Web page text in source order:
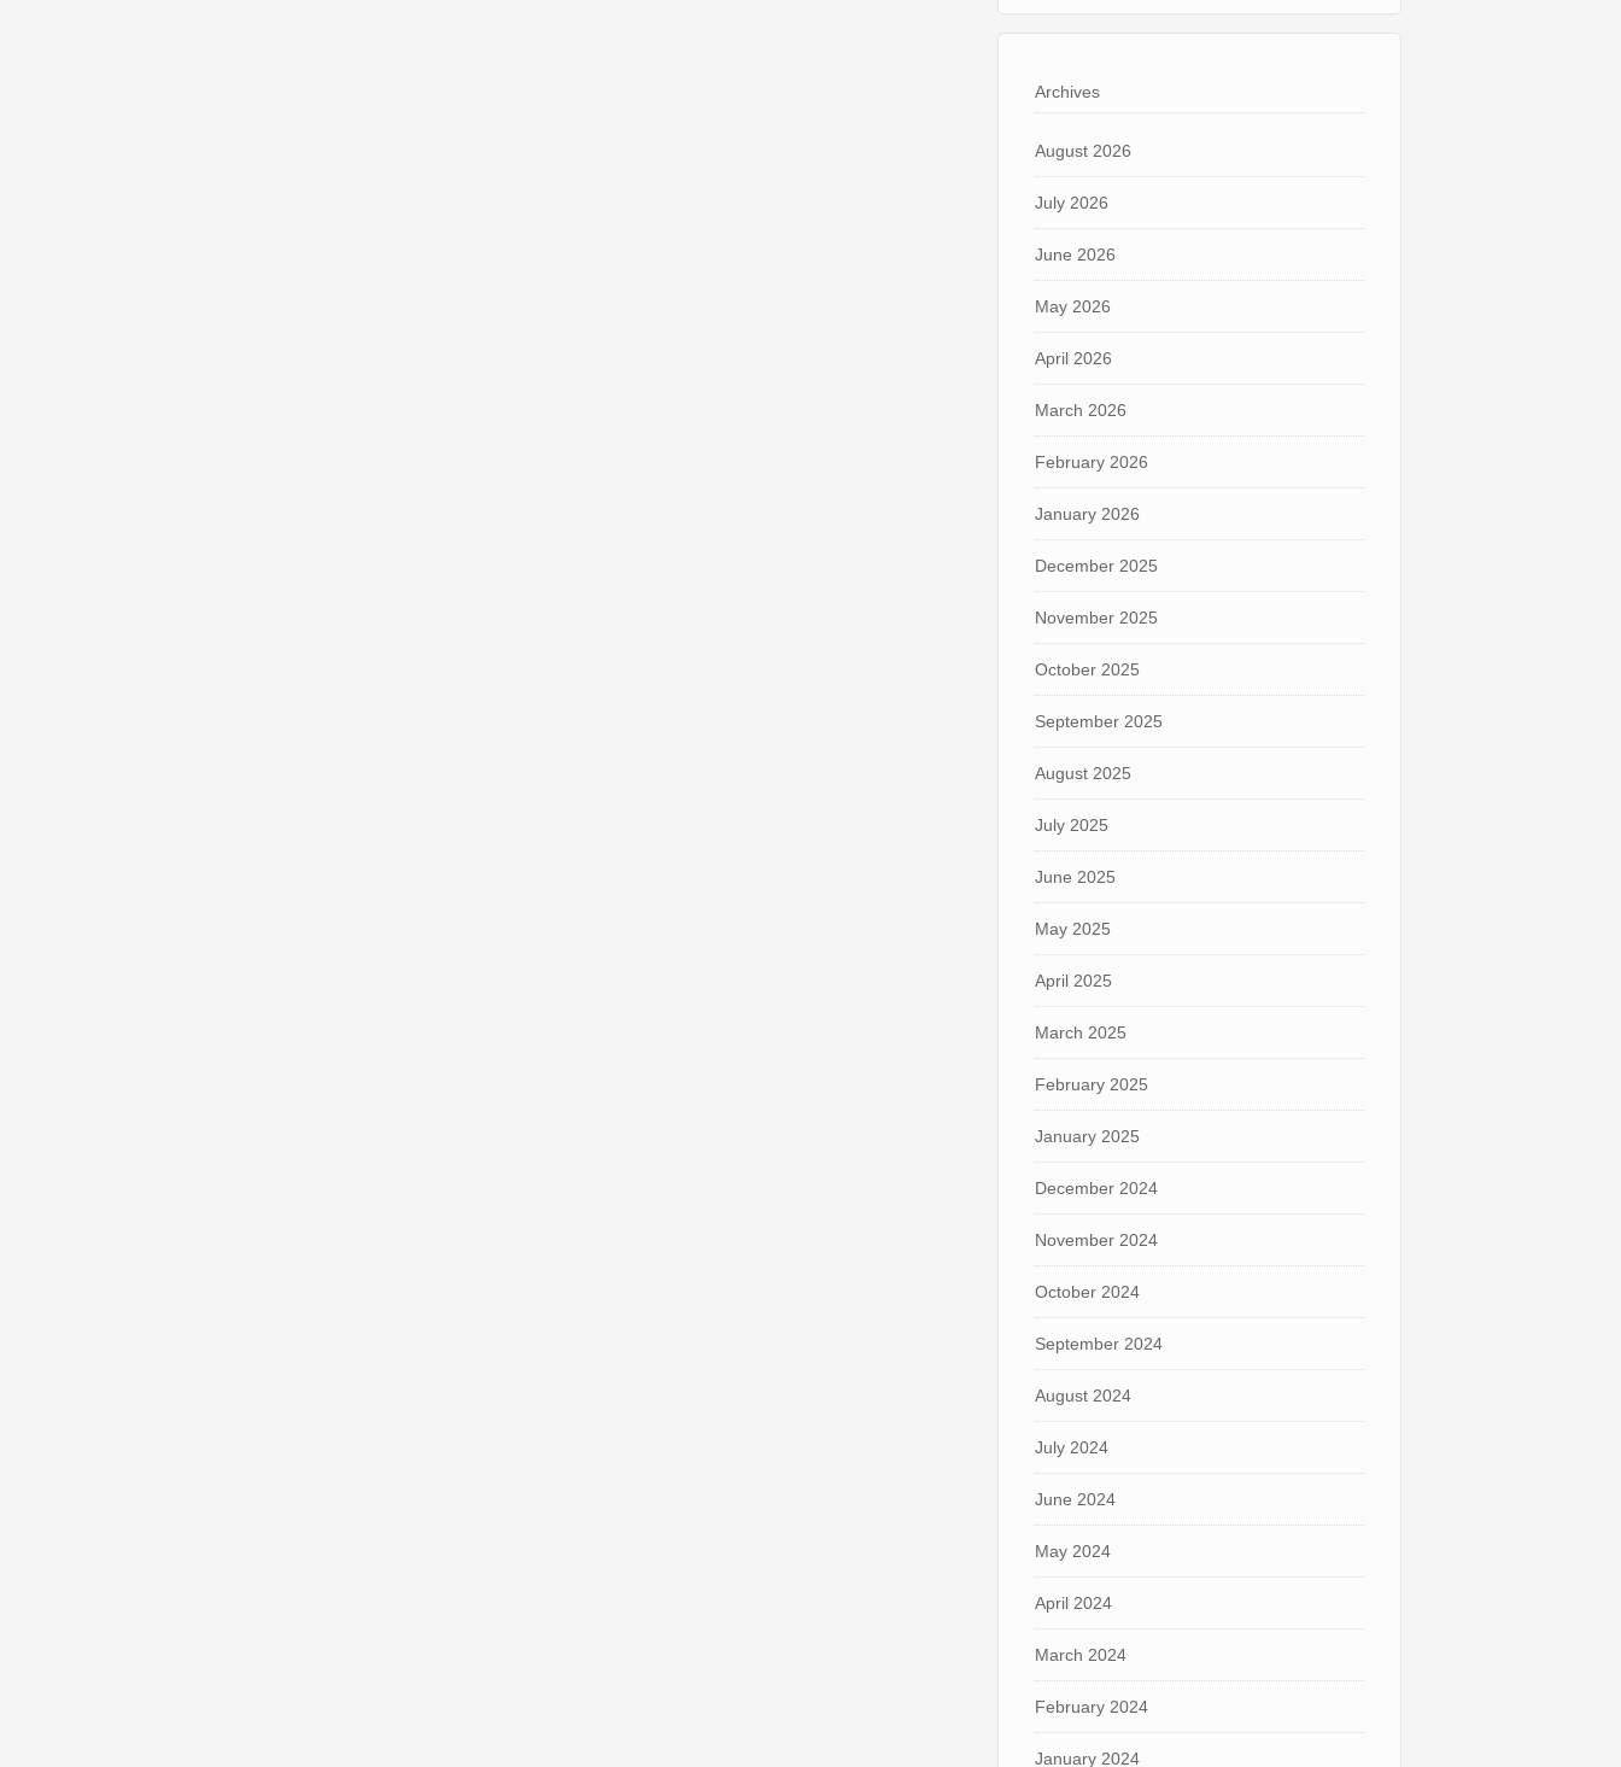
Archives
August 2026
July 2026
June 2026
May 2026
April 2026
March 2026
February 2026
January 2026
December 2025
November 2025
October 2025
September 2025
August 2025
July 2025
June 2025
May 2025
April 2025
March 2025
February 2025
January 2025
December 2024
November 2024
October 2024
September 2024
August 2024
July 2024
June 2024
May 2024
April 2024
March 2024
February 2024
January 2024